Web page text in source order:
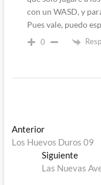
con un WASD, y
Pues vale, puedo
0
Navegación
de
entradas
AnteriorEntrada
anterior:
Los Huevos Duros 09
Siguiente
Las Nuevas